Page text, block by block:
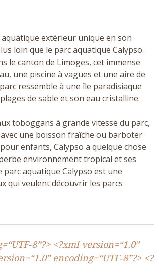
aquatique extérieur unique en son
loin que le parc aquatique Calypso.
le canton de Limoges, cet immense
une piscine à vagues et une aire de
ressemble à une île paradisiaque
de sable et son eau cristalline.
toboggans à grande vitesse du parc,
une boisson fraîche ou barboter
enfants, Calypso a quelque chose
environnement tropical et ses
aquatique Calypso est une
qui veulent découvrir les parcs
UTF‑8”?> <?xml version=“1.0”
1.0” encoding=“UTF‑8”?> <?